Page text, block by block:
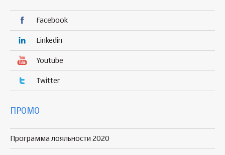
Facebook
Linkedin
Youtube
Twitter
ПРОМО
Программа лояльности 2020